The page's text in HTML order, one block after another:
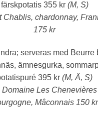
färskpotatis 355 kr (M, S)
Chablis, chardonnay,
175 kr
serveras med Beurre
ämnesgurka,
395 kr (M, Ä, S)
Les
Mâconnais 150 kr